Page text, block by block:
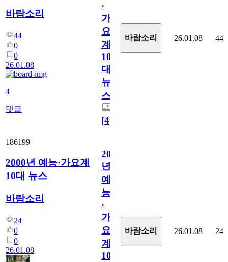
바람소리
44
0
0
26.01.08
4
댓글
·
가
요
계
10
대
뉴
스
[4]
바람소리 26.01.08 44
186199
2000년 예능·가요계
10대 뉴스
바람소리
24
0
0
26.01.08
2000
년
예
능
·
가
요
계
10
바람소리 26.01.08 24